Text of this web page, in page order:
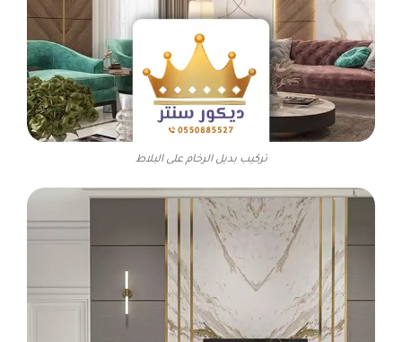
تركيب بديل الرخام على البلاط